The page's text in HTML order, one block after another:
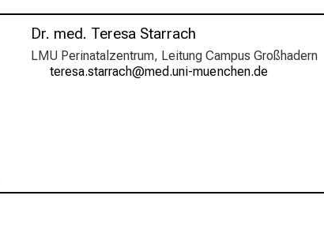
Dr. med. Teresa Starrach
LMU Perinatalzentrum, Leitung Campus Großhadern
bipicgaecbgppgyz
dvimeful_vfiSuyziusmi